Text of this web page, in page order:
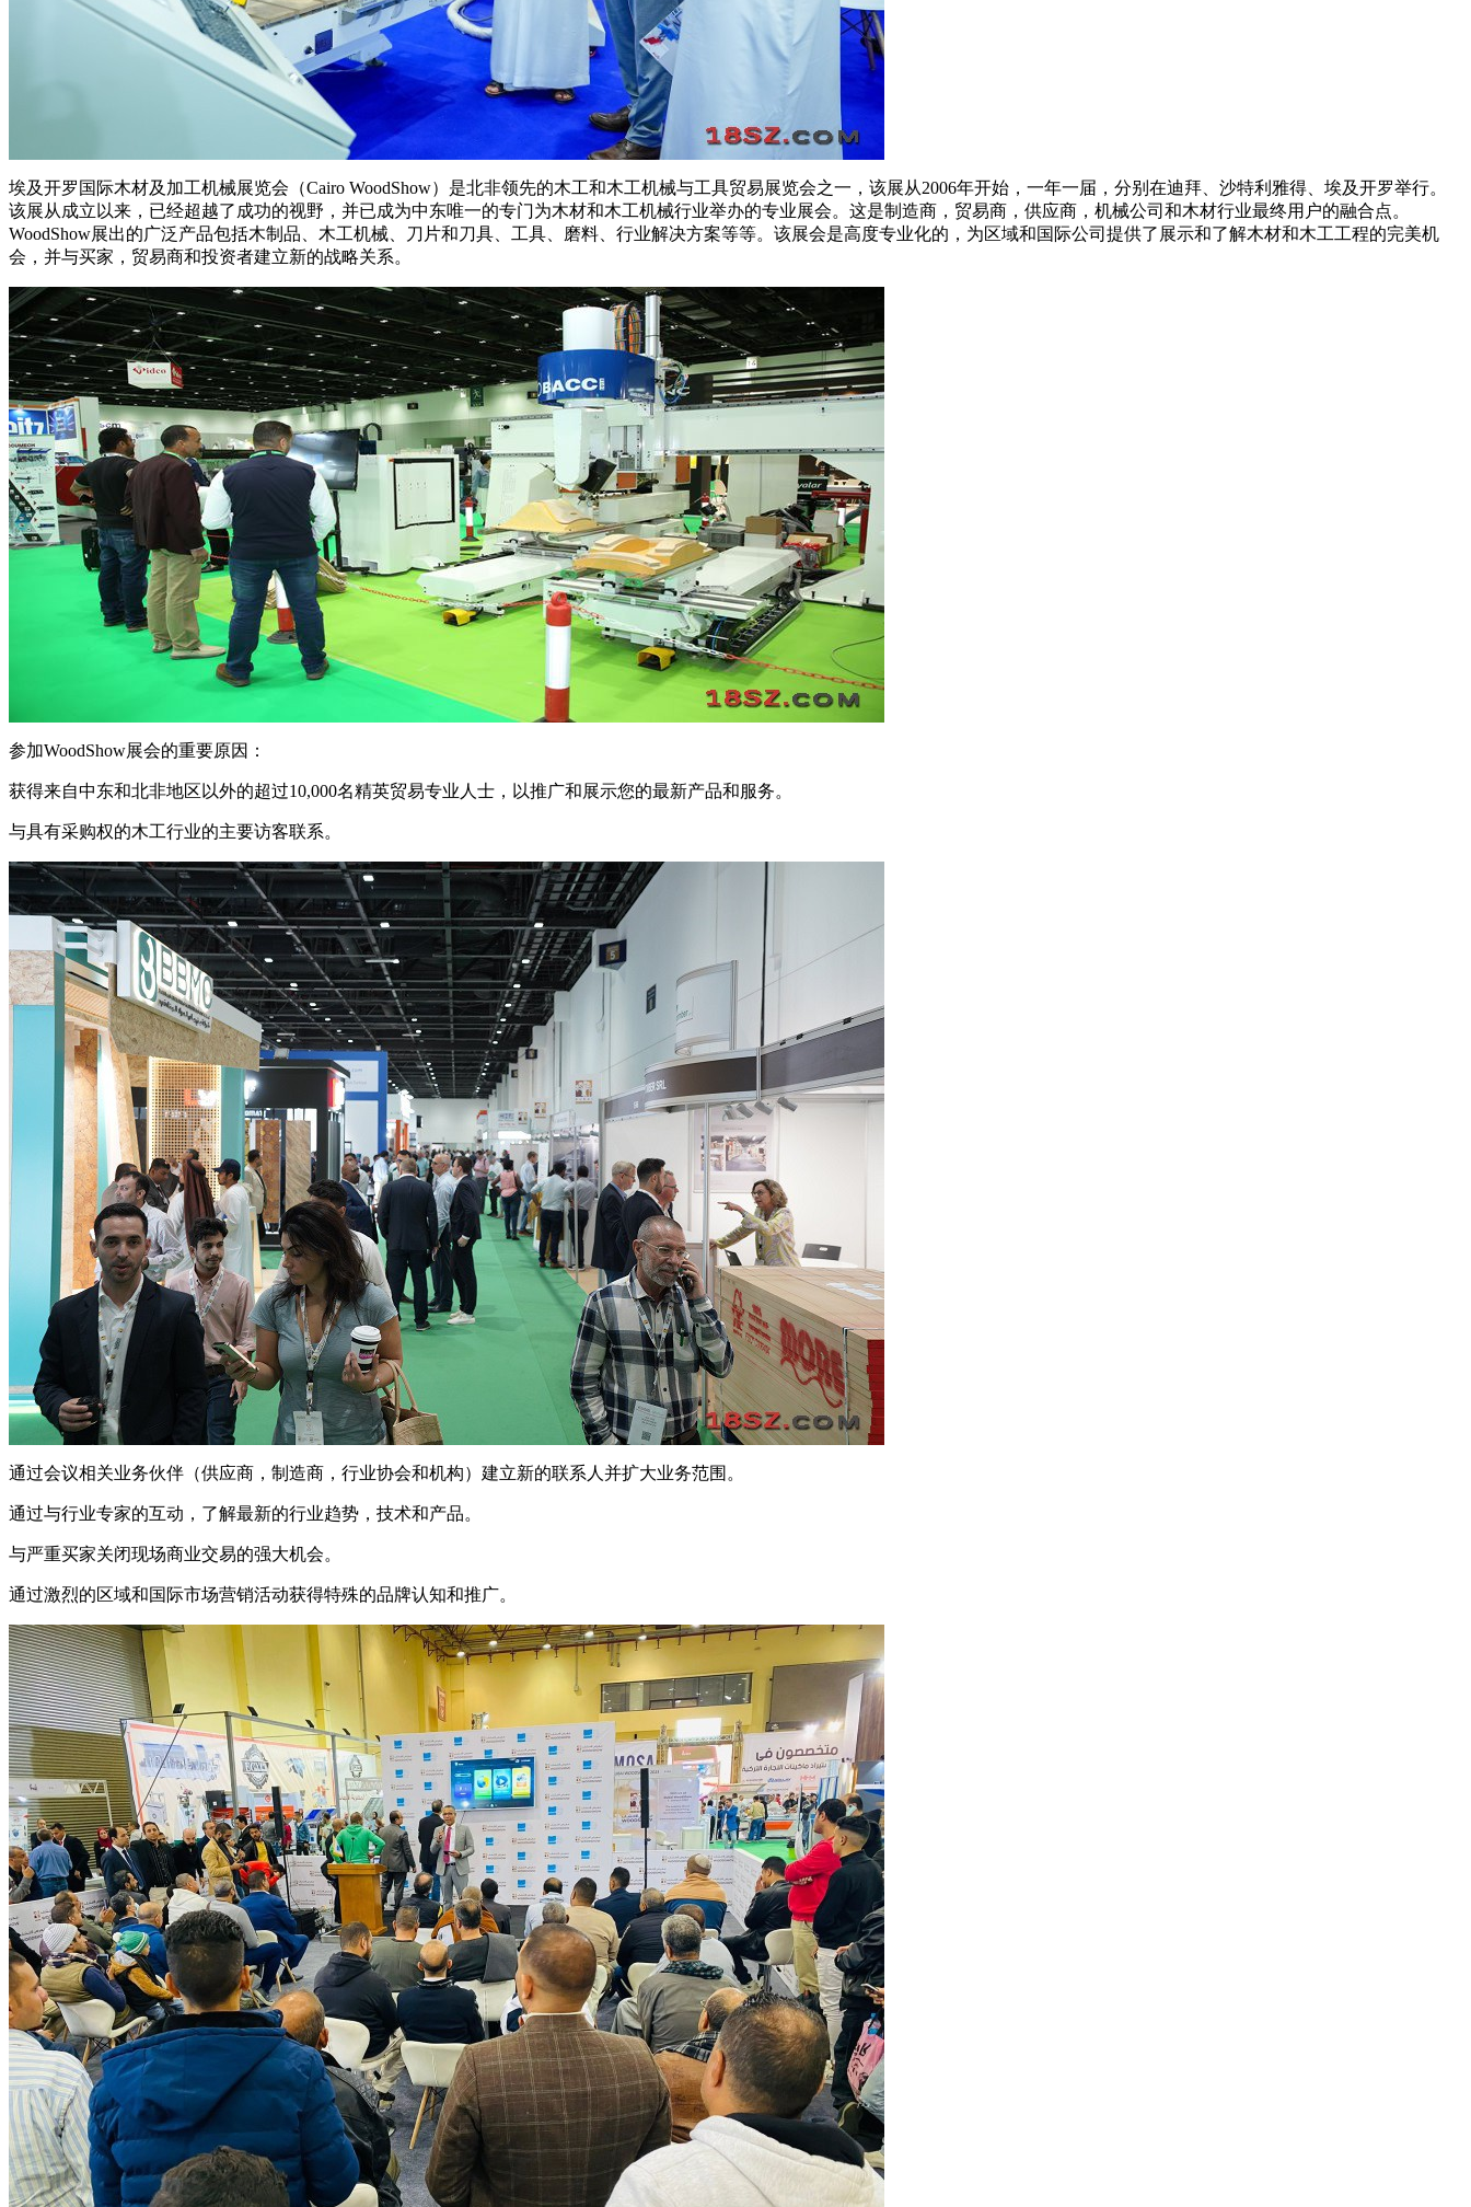
埃及开罗国际木材及加工机械展览会（Cairo WoodShow）是北非领先的木工和木工机械与工具贸易展览会之一，该展从2006年开始，一年一届，分别在迪拜、沙特利雅得、埃及开罗举行。
该展从成立以来，已经超越了成功的视野，并已成为中东唯一的专门为木材和木工机械行业举办的专业展会。这是制造商，贸易商，供应商，机械公司和木材行业最终用户的融合点。
WoodShow展出的广泛产品包括木制品、木工机械、刀片和刀具、工具、磨料、行业解决方案等等。该展会是高度专业化的，为区域和国际公司提供了展示和了解木材和木工工程的完美机
会，并与买家，贸易商和投资者建立新的战略关系。
参加WoodShow展会的重要原因：
获得来自中东和北非地区以外的超过10,000名精英贸易专业人士，以推广和展示您的最新产品和服务。
与具有采购权的木工行业的主要访客联系。
通过会议相关业务伙伴（供应商，制造商，行业协会和机构）建立新的联系人并扩大业务范围。
通过与行业专家的互动，了解最新的行业趋势，技术和产品。
与严重买家关闭现场商业交易的强大机会。
通过激烈的区域和国际市场营销活动获得特殊的品牌认知和推广。